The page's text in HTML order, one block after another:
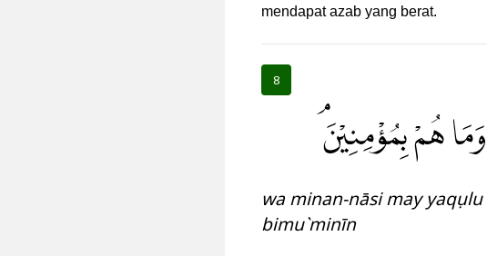
mendapat azab yang berat.
8
هُمْ بِمُؤْمِنِيْنَۘ
wa minan-nāsi may
bimu`minīn